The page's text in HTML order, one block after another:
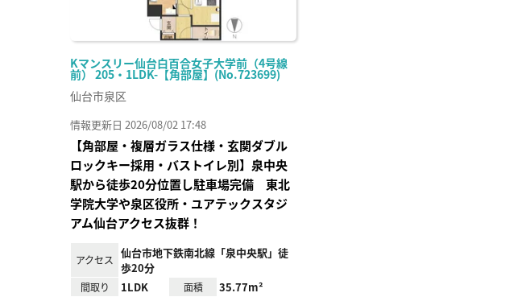
Kマンスリー仙台白百合女子大学前（4号線
前） 205・1LDK-【角部屋】(No.723699)
仙台市泉区
情報更新日 2026/08/02 17:48
【角部屋・複層ガラス仕様・玄関ダブル
ロックキー採用・バストイレ別】泉中央
駅から徒歩20分位置し駐車場完備 東北
学院大学や泉区役所・ユアテックスタジ
アム仙台アクセス抜群！
アクセス
仙台市地下鉄南北線「泉中央駅」徒
歩20分
間取り 1LDK 面積 35.77m²